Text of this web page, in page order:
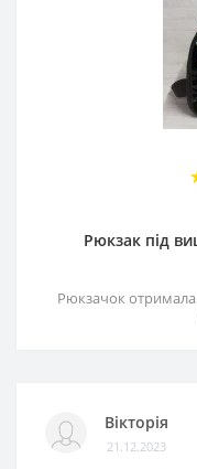
Рюкзак під
Рюкзачок
Вікторія
21.12.2023